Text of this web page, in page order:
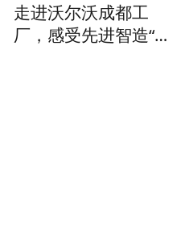
走进沃尔沃成都工
厂，感受先进智造“沃”